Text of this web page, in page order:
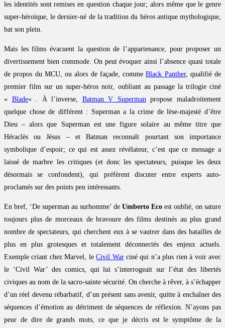
les identités sont remises en question chaque jour; alors même que le genre
super-héroïque, le dernier-né de la tradition du héros antique mythologique,
bat son plein.
Mais les films évacuent la question de l’appartenance, pour proposer un
divertissement bien commode. On peut évoquer ainsi l’absence quasi totale
de propos du MCU, ou alors de façade, commeBlack Panther, qualifié de
premier film sur un super-héros noir, oubliant au passage la trilogie ciné
« Blade« . À l’inverse, Batman V Supermanpropose maladroitement
quelque chose de différent : Superman a la crime de lèse-majesté d’être
Dieu – alors que Superman est une figure solaire au même titre que
Héraclès ou Jésus – et Batman reconnaît pourtant son importance
symbolique d’espoir; ce qui est assez révélateur, c’est que ce message a
laissé de marbre les critiques (et donc les spectateurs, puisque les deux
désormais se confondent), qui préfèrent discuter entre experts auto-
proclamés sur des points peu intéressants.
En bref, ‘De superman au surhomme’ de Umberto Eco est oublié, on sature
toujours plus de morceaux de bravoure des films destinés au plus grand
nombre de spectateurs, qui cherchent eux à se vautrer dans des batailles de
plus en plus grotesques et totalement déconnectés des enjeux actuels.
Exemple criant chez Marvel, leCivil Warciné qui n’a plus rien à voir avec
le ‘Civil War’ des comics, qui lui s’interrogeait sur l’état des libertés
civiques au nom de la sacro-sainte sécurité. On cherche à rêver, à s’échapper
d’un réel devenu rébarbatif, d’un présent sans avenir, quitte à enchaîner des
séquences d’émotion au détriment de séquences de réflexion. N’ayons pas
peur de dire de grands mots, ce que je décris est le symptôme de la